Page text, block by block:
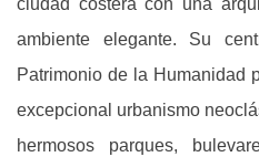
ciudad costera con una
ambiente elegante. Su
Patrimonio de la Humanidad
excepcional urbanismo
hermosos parques,